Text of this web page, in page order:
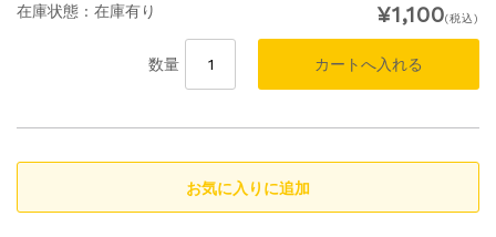
在庫状態 : 在庫有り ¥1,100(税込)
数量